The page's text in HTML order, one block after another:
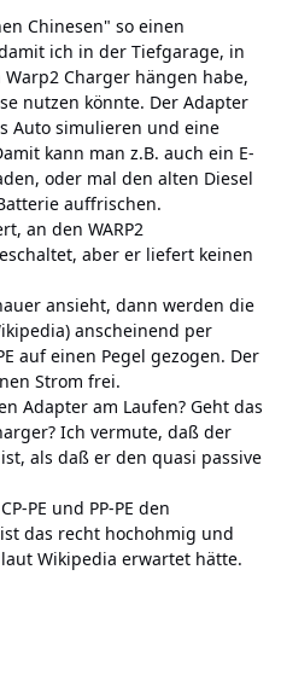
Chinesen" so einen
ich in der Tiefgarage, in
Charger hängen habe,
nutzen könnte. Der Adapter
Auto simulieren und eine
kann man z.B. auch ein E-
oder mal den alten Diesel
auffrischen.
an den WARP2
aber er liefert keinen
ansieht, dann werden die
anscheinend per
auf einen Pegel gezogen. Der
Strom frei.
Adapter am Laufen? Geht das
Ich vermute, daß der
als daß er den quasi passive
PE und PP-PE den
das recht hochohmig und
Wikipedia erwartet hätte.